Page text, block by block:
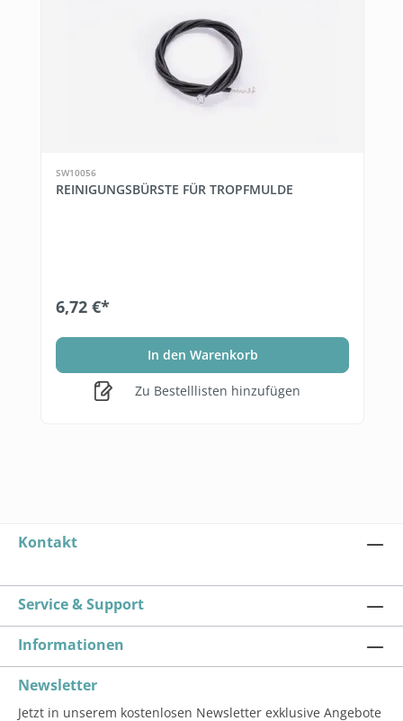
SW10056
REINIGUNGSBÜRSTE FÜR TROPFMULDE
6,72 €*
In den Warenkorb
Zu Bestelllisten hinzufügen
Kontakt
Service & Support
Informationen
Newsletter
Jetzt in unserem kostenlosen Newsletter exklusive Angebote